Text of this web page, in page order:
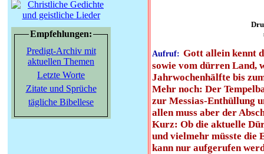
Empfehlungen:
Predigt-Archiv mit
aktuellen Themen
Letzte Worte
Zitate und Sprüche
tägliche Bibellese
Aufruf: Gott allein kennt
sowie vom dürren Land,
Jahrwochenhälfte bis
Mehr noch: Der
zur Messias-Enthüllung
allen muss aber der
Kurz: Ob die aktuelle
und vielmehr müsste die
kann nur aufgerufen